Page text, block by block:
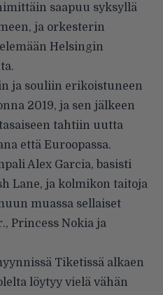
saapuu syksyllä
ja orkesterin
Helsingin
ja souliin erikoistuneen
2019, ja sen jälkeen
tahtiin uutta
että Euroopassa.
Alex Garcia, basisti
Lane, ja kolmikon taitoja
muassa sellaiset
Princess Nokia ja
Tiketissä alkaen
löytyy vielä vähän